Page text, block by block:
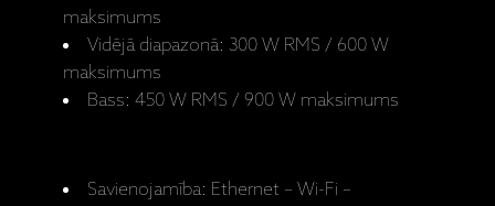
maksimums
Vidējā diapazonā: 300 W RMS / 600 W
maksimums
Bass: 450 W RMS / 900 W maksimums
Savienojamība: Ethernet – Wi-Fi –